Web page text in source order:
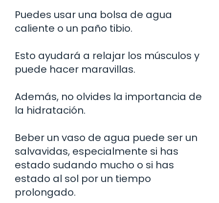
Puedes usar una bolsa de agua
caliente o un paño tibio.
Esto ayudará a relajar los músculos y
puede hacer maravillas.
Además, no olvides la importancia de
la hidratación.
Beber un vaso de agua puede ser un
salvavidas, especialmente si has
estado sudando mucho o si has
estado al sol por un tiempo
prolongado.